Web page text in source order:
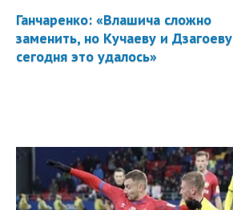
Ганчаренко: «Влашича сложно
заменить, но Кучаеву и Дзагоеву
сегодня это удалось»